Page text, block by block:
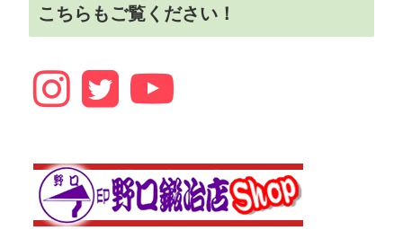
こちらもご覧ください！